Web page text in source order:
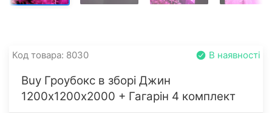
Код товара: 8030 В наявності
Buy Гроубокс в зборі Джин
1200х1200х2000 + Гагарін 4 комплект